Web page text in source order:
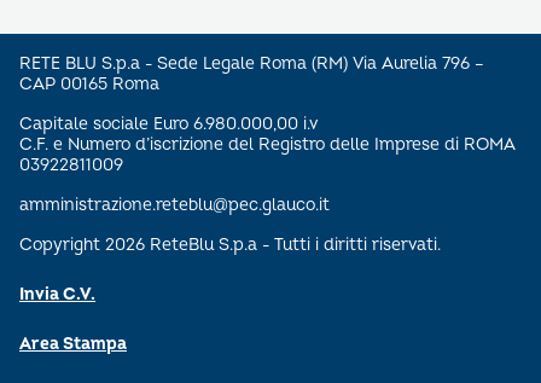
RETE BLU S.p.a - Sede Legale Roma (RM) Via Aurelia 796 –
CAP 00165 Roma
Capitale sociale Euro 6.980.000,00 i.v
C.F. e Numero d’iscrizione del Registro delle Imprese di ROMA
03922811009
amministrazione.reteblu@pec.glauco.it
Copyright 2026 ReteBlu S.p.a - Tutti i diritti riservati.
Invia C.V.
Area Stampa